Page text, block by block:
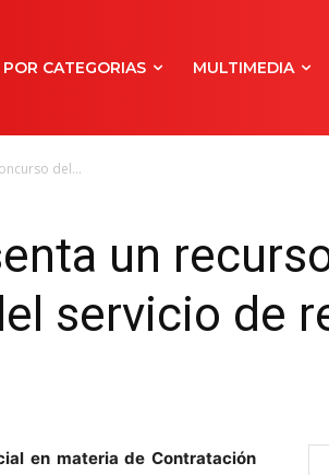
CATEGORIAS MULTIMEDIA
del...
un
servicio de
en materia de Contratación